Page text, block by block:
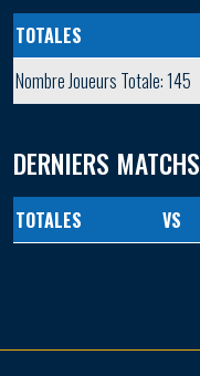
TOTALES
Nombre Joueurs Totale: 145
DERNIERS MATCHS
TOTALES VS